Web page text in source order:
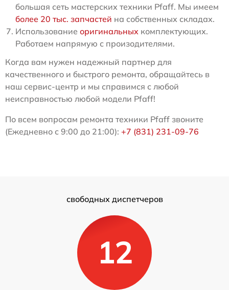
большая сеть мастерских техники Pfaff. Мы имеем
более 20 тыс. запчастей на собственных складах.
Использование оригинальных комплектующих.
Работаем напрямую с произодителями.
Когда вам нужен надежный партнер для
качественного и быстрого ремонта, обращайтесь в
наш сервис-центр и мы справимся с любой
неисправностью любой модели Pfaff!
По всем вопросам ремонта техники Pfaff звоните
(Ежедневно с 9:00 до 21:00): +7 (831) 231-09-76
свободных диспетчеров
12